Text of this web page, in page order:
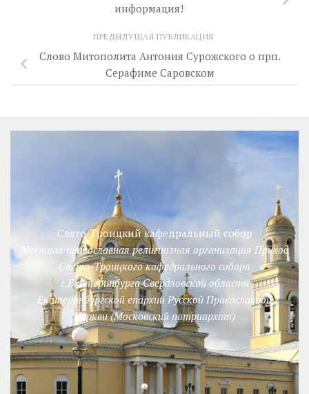
информация!
ПРЕДЫДУЩАЯ ПУБЛИКАЦИЯ
Слово Митополита Антония Сурожского о прп.
Серафиме Саровском
Свято-Троицкий кафедральный собор
Местная православная религиозная организация Приход
Свято-Троицкого кафедрального собора
г.Екатеринбурга Свердловской области
Екатеринбургской епархии Русской Православной
Церкви (Московский патриархат)